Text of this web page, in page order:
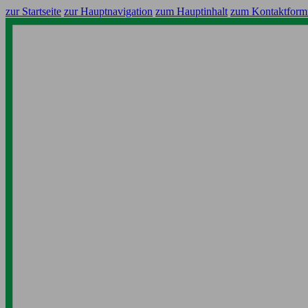
zur Startseite zur Hauptnavigation zum Hauptinhalt zum